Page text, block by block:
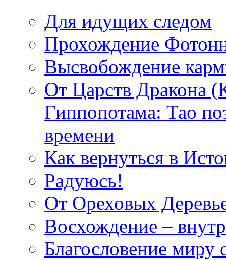
Для идущих следом
Прохождение
Высвобождение
От Царств Дракона
Гиппопотама: Тао
времени
Как вернуться в
Радуюсь!
От Ореховых
Восхождение –
Благословение миру